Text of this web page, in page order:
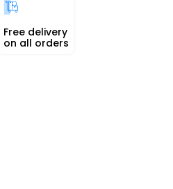
Free delivery
on all orders